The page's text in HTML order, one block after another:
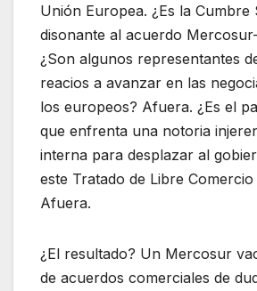
Unión Europea. ¿Es la Cumbre
disonante al acuerdo
¿Son algunos representantes
reacios a avanzar en las
los europeos? Afuera. ¿Es el
que enfrenta una notoria
interna para desplazar al
este Tratado de Libre
Afuera.
¿El resultado? Un Mercosur
de acuerdos comerciales de